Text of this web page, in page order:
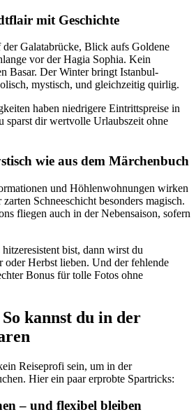
mit Geschichte
der Galatabrücke, Blick aufs Goldene
vor der Hagia Sophia. Kein
Basar. Der Winter bringt Istanbul-
mystisch, und gleichzeitig quirlig.
haben niedrigere Eintrittspreise in
sparst dir wertvolle Urlaubszeit ohne
wie aus dem Märchenbuch
und Höhlenwohnungen wirken
Schneeschicht besonders magisch.
fliegen auch in der Nebensaison, sofern
bist, dann wirst du
Herbst lieben. Und der fehlende
Bonus für tolle Fotos ohne
kannst du in der
Reiseprofi sein, um in der
Hier ein paar erprobte Spartricks:
– und flexibel bleiben